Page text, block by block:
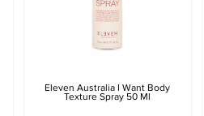
Eleven Australia I Want Body
Texture Spray 50 Ml